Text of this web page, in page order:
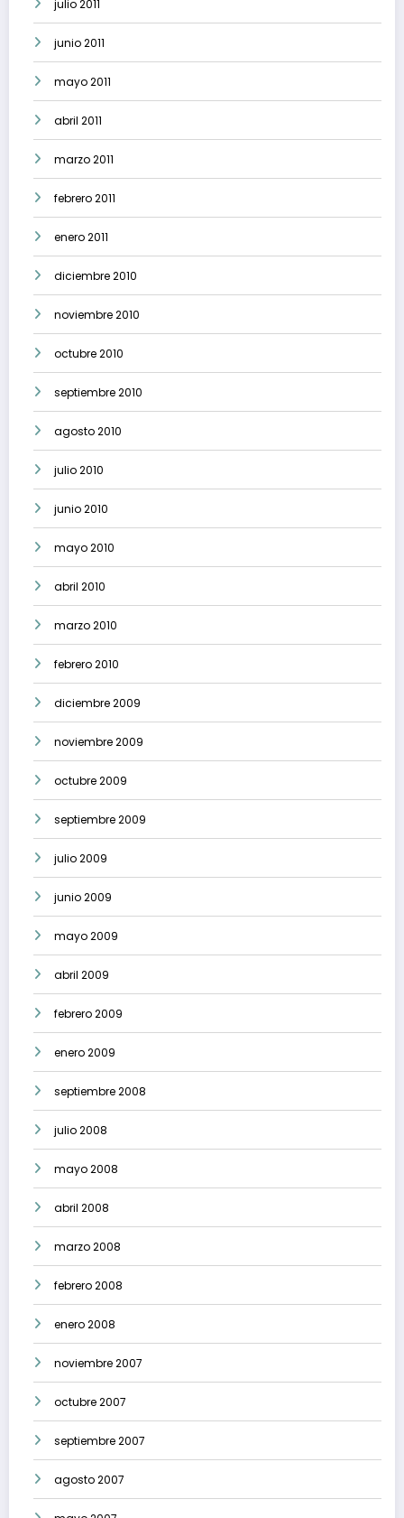
julio 2011
junio 2011
mayo 2011
abril 2011
marzo 2011
febrero 2011
enero 2011
diciembre 2010
noviembre 2010
octubre 2010
septiembre 2010
agosto 2010
julio 2010
junio 2010
mayo 2010
abril 2010
marzo 2010
febrero 2010
diciembre 2009
noviembre 2009
octubre 2009
septiembre 2009
julio 2009
junio 2009
mayo 2009
abril 2009
febrero 2009
enero 2009
septiembre 2008
julio 2008
mayo 2008
abril 2008
marzo 2008
febrero 2008
enero 2008
noviembre 2007
octubre 2007
septiembre 2007
agosto 2007